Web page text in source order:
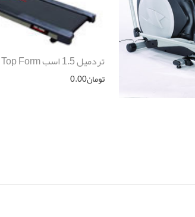
تردمیل 1.5 اسب Top Form مدل 9915
تومان0.00